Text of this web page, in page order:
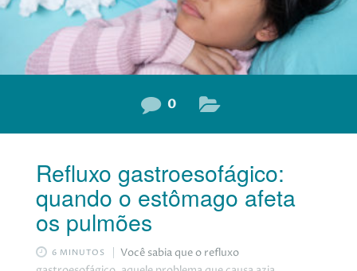
0
Refluxo gastroesofágico:
quando o estômago afeta
os pulmões
6 MINUTOS
Você sabia que o refluxo